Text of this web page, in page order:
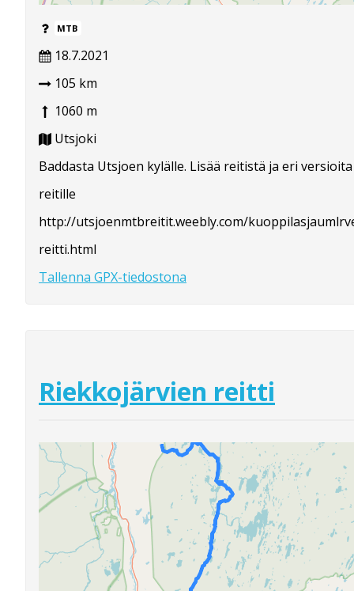
MTB
18.7.2021
105 km
1060 m
Utsjoki
Baddasta Utsjoen kylälle. Lisää reitistä ja eri versioita
reitille
http://utsjoenmtbreitit.weebly.com/
reitti.html
Tallenna GPX-tiedostona
Riekkojärvien reitti